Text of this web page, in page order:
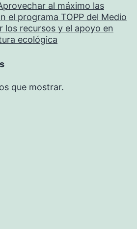
al máximo las
el programa TOPP del Medio
los recursos y el apoyo en
ecológica
que mostrar.